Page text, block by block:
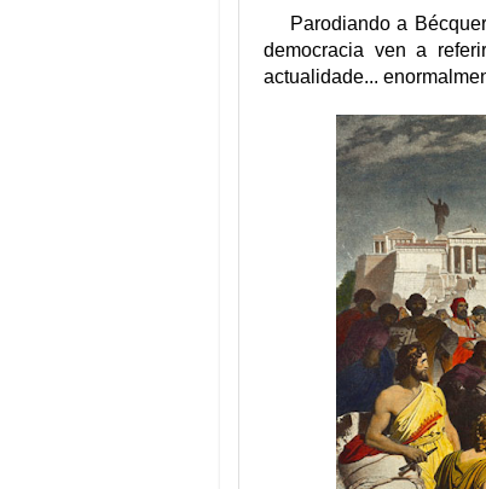
Parodiando a
democracia ven a
actualidade...